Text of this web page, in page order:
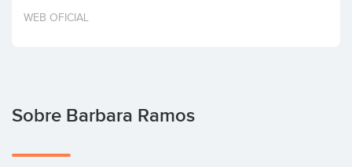
Invertir
WEB OFICIAL
Sobre Barbara Ramos